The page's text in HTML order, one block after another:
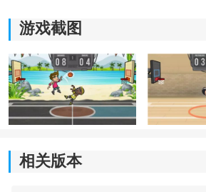
《篮球之战》玩法介绍：
游戏截图
相关版本